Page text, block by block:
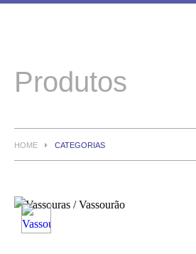
Produtos
HOME CATEGORIAS